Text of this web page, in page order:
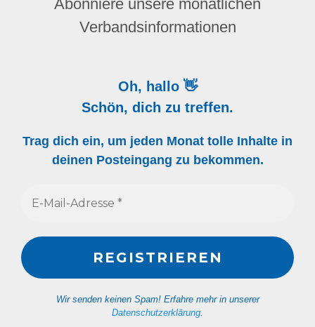
Abonniere unsere monatlichen
Verbandsinformationen
Oh, hallo 👋
Schön, dich zu treffen.
Trag dich ein, um jeden Monat tolle Inhalte in
deinen Posteingang zu bekommen.
Wir senden keinen Spam! Erfahre mehr in unserer
Datenschutzerklärung.